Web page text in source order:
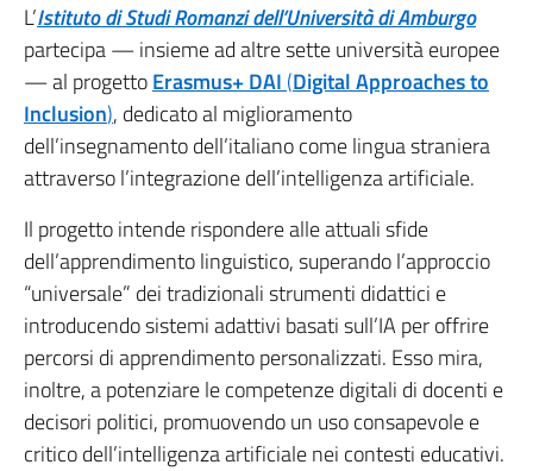
L’Istituto di Studi Romanzi dell’Università di Amburgo
partecipa — insieme ad altre sette università europee
— al progettoErasmus+ DAI (Digital Approaches to
Inclusion), dedicato al miglioramento
dell’insegnamento dell’italiano come lingua straniera
attraverso l’integrazione dell’intelligenza artificiale.
Il progetto intende rispondere alle attuali sfide
dell’apprendimento linguistico, superando l’approccio
“universale” dei tradizionali strumenti didattici e
introducendo sistemi adattivi basati sull’IA per offrire
percorsi di apprendimento personalizzati. Esso mira,
inoltre, a potenziare le competenze digitali di docenti e
decisori politici, promuovendo un uso consapevole e
critico dell’intelligenza artificiale nei contesti educativi.